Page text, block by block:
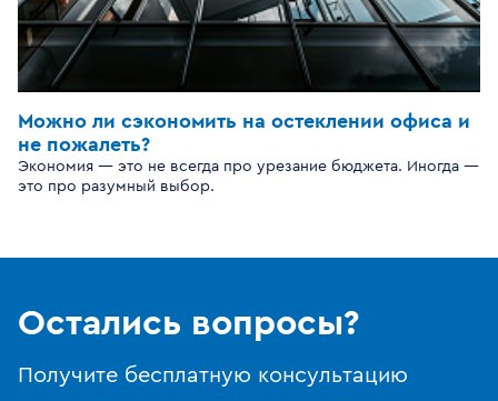
Можно ли сэкономить на остеклении офиса и
не пожалеть?
Экономия — это не всегда про урезание бюджета. Иногда —
это про разумный выбор.
Остались вопросы?
Получите бесплатную консультацию